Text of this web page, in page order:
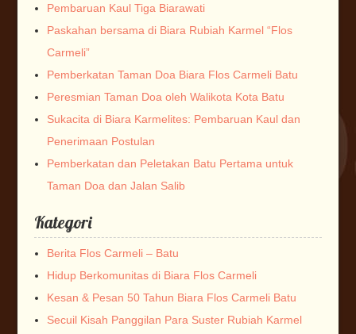
Pembaruan Kaul Tiga Biarawati
Paskahan bersama di Biara Rubiah Karmel “Flos
Carmeli”
Pemberkatan Taman Doa Biara Flos Carmeli Batu
Peresmian Taman Doa oleh Walikota Kota Batu
Sukacita di Biara Karmelites: Pembaruan Kaul dan
Penerimaan Postulan
Pemberkatan dan Peletakan Batu Pertama untuk
Taman Doa dan Jalan Salib
Kategori
Berita Flos Carmeli – Batu
Hidup Berkomunitas di Biara Flos Carmeli
Kesan & Pesan 50 Tahun Biara Flos Carmeli Batu
Secuil Kisah Panggilan Para Suster Rubiah Karmel